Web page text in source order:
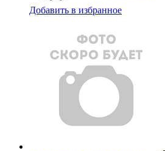
Добавить в избранное